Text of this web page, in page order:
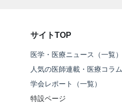
サイトTOP
医学・医療ニュース（一覧）
人気の医師連載・医療コラム
学会レポート（一覧）
特設ページ